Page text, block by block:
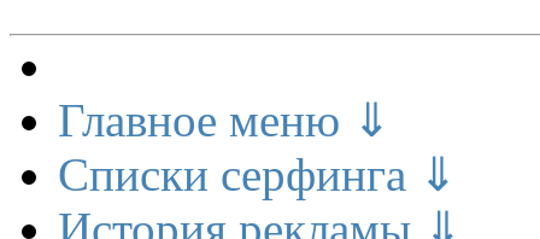
Главное меню ⇓
Списки серфинга ⇓